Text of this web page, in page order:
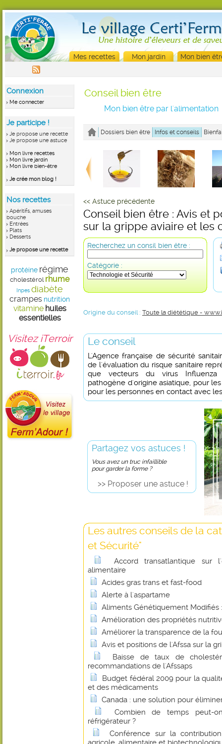
Mes recettes Mon jardin Mon bien
Connexion
Me connecter
Je participe !
Je propose une recette
Je propose une astuce
Mon livre recettes
Mon livre jardin
Mon livre bien-être
Je crée mon blog !
Nos recettes
Apéritifs, amuses
bouche
Entrées
Plats
Desserts
Je propose une recette
protéine régime
cholestérol rhume
Inpes diabète
crampes nutrition
vitamine huiles
essentielles
Visitez iTerroir
Conseil bien être
Mon bien être par l'alimentation
Dossiers bien être Infos et conseils
<< Astuce précédente
Conseil bien être : Avis et
sur la grippe aviaire et les
Recherchez un consil bien être :
Catégorie :
Origine du conseil : Toute la diététique -
Le conseil
L'Agence française de sécurité
de l'évaluation du risque sanitaire
que vecteurs du virus Influenza
pathogène d'origine asiatique, pour
pour les personnes en contact avec
Partagez vos astuces !
Vous avez un truc infaillible
pour garder la forme ?
>> Proposer une astuce !
Les autres conseils de la
et Sécurité"
Accord transatlantique sur
alimentaire
Acides gras trans et fast-food
Alerte à l'aspartame
Aliments Génétiquement Modifiés
Amélioration des propriétés
Améliorer la transparence de la
Avis et positions de l'Afssa sur la
Baisse de taux de
recommandations de l'Afssaps
Budget fédéral 2009 pour la
et des médicaments
Canada : une solution pour
Combien de temps peut-
réfrigérateur ?
Conférence sur la